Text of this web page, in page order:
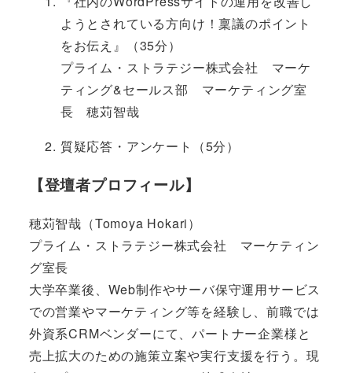
ようとされている方向け！稟議のポイント
をお伝え』（35分）
プライム・ストラテジー株式会社 マーケ
ティング&セールス部 マーケティング室
長 穂苅智哉
質疑応答・アンケート（5分）
【登壇者プロフィール】
穂苅智哉（Tomoya Hokari）
プライム・ストラテジー株式会社 マーケティン
グ室長
大学卒業後、Web制作やサーバ保守運用サービス
での営業やマーケティング等を経験し、前職では
外資系CRMベンダーにて、パートナー企業様と
売上拡大のための施策立案や実行支援を行う。現